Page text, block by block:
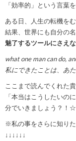
「効率的」という言葉
ある日、人生の転機を
結果、世界にも自分の
魅了するツールにさえ
what one man can do,
私にできたことは、あた
ここまで読んでくれた貴
「本当はこうしたいの
分でいきましょう？！☆
※私の事をさらに知り
↓↓↓↓↓↓